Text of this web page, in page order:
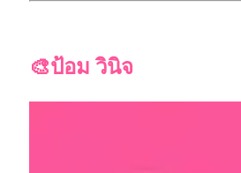
🎨ป้อม วินิจ